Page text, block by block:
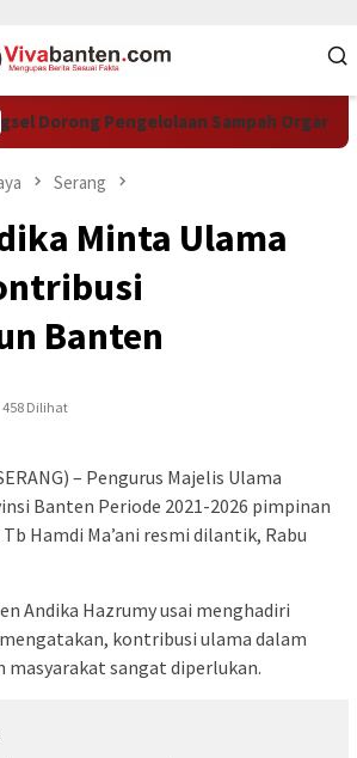
Dorong Pengelolaan Sampah Organik
Serang
Minta Ulama
Banten
458 Dilihat
– Pengurus Majelis Ulama
Banten Periode 2021-2026 pimpinan
Hamdi Ma’ani resmi dilantik, Rabu
Andika Hazrumy usai menghadiri
kontribusi ulama dalam
sangat diperlukan.